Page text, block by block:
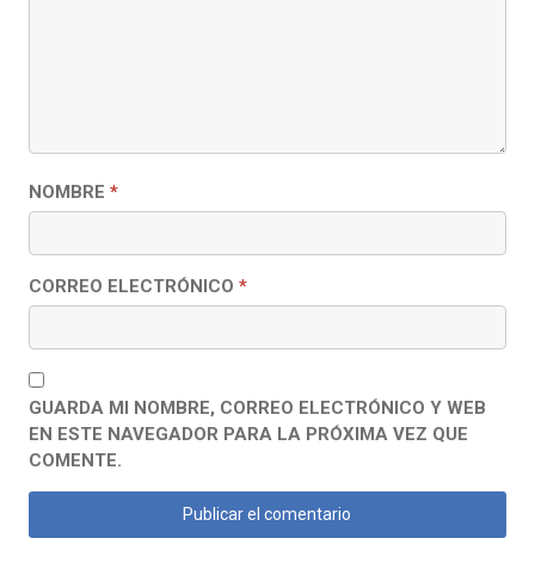
NOMBRE *
CORREO ELECTRÓNICO *
GUARDA MI NOMBRE, CORREO ELECTRÓNICO Y WEB
EN ESTE NAVEGADOR PARA LA PRÓXIMA VEZ QUE
COMENTE.